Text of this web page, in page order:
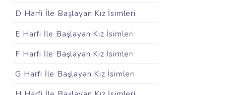
D Harfi İle Başlayan Kız İsimleri
E Harfi İle Başlayan Kız İsimleri
F Harfi İle Başlayan Kız İsimleri
G Harfi İle Başlayan Kız İsimleri